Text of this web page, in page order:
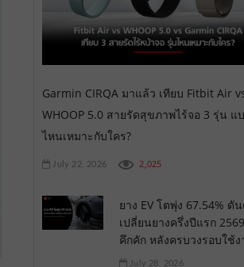
Garmin CIRQA มาแล้ว เทียบ Fitbit Air
WHOOP 5.0 สายรัดสุขภาพไร้จอ 3 รุ่น แ
ไหนเหมาะกับใคร?
July 22, 2026 2,025
ยาง EV โตพุ่ง 67.54% ดั
เปลี่ยนยางครึ่งปีแรก 2569
คึกคัก หลังครบวงรอบใช้ง
July 28, 2026